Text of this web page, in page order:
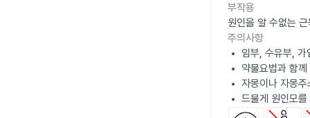
부작용
원인을 알 수없는
주의사항
임부, 수유부, 가
약물요법과 함
자몽이나 자몽
드물게 원인모